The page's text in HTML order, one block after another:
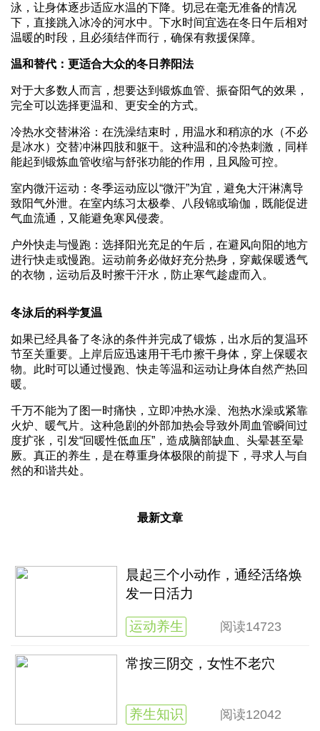
泳，让身体逐步适应水温的下降。切忌在毫无准备的情况
下，直接跳入冰冷的河水中。下水时间宜选在冬日午后相对
温暖的时段，且必须结伴而行，确保有救援保障。
温和替代：更适合大众的冬日养阳法
对于大多数人而言，想要达到锻炼血管、振奋阳气的效果，
完全可以选择更温和、更安全的方式。
冷热水交替淋浴：在洗澡结束时，用温水和稍凉的水（不必
是冰水）交替冲淋四肢和躯干。这种温和的冷热刺激，同样
能起到锻炼血管收缩与舒张功能的作用，且风险可控。
室内微汗运动：冬季运动应以“微汗”为宜，避免大汗淋漓导
致阳气外泄。在室内练习太极拳、八段锦或瑜伽，既能促进
气血流通，又能避免寒风侵袭。
户外快走与慢跑：选择阳光充足的午后，在避风向阳的地方
进行快走或慢跑。运动前务必做好充分热身，穿戴保暖透气
的衣物，运动后及时擦干汗水，防止寒气趁虚而入。
冬泳后的科学复温
如果已经具备了冬泳的条件并完成了锻炼，出水后的复温环
节至关重要。上岸后应迅速用干毛巾擦干身体，穿上保暖衣
物。此时可以通过慢跑、快走等温和运动让身体自然产热回
暖。
千万不能为了图一时痛快，立即冲热水澡、泡热水澡或紧靠
火炉、暖气片。这种急剧的外部加热会导致外周血管瞬间过
度扩张，引发“回暖性低血压”，造成脑部缺血、头晕甚至晕
厥。真正的养生，是在尊重身体极限的前提下，寻求人与自
然的和谐共处。
最新文章
晨起三个小动作，通经活络焕
发一日活力
运动养生 阅读14723
常按三阴交，女性不老穴
养生知识 阅读12042